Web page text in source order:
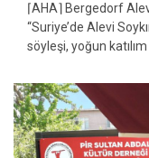
⌈AHA⌉ Bergedorf
“Suriye’de Alevi
söyleşi, yoğun katılım